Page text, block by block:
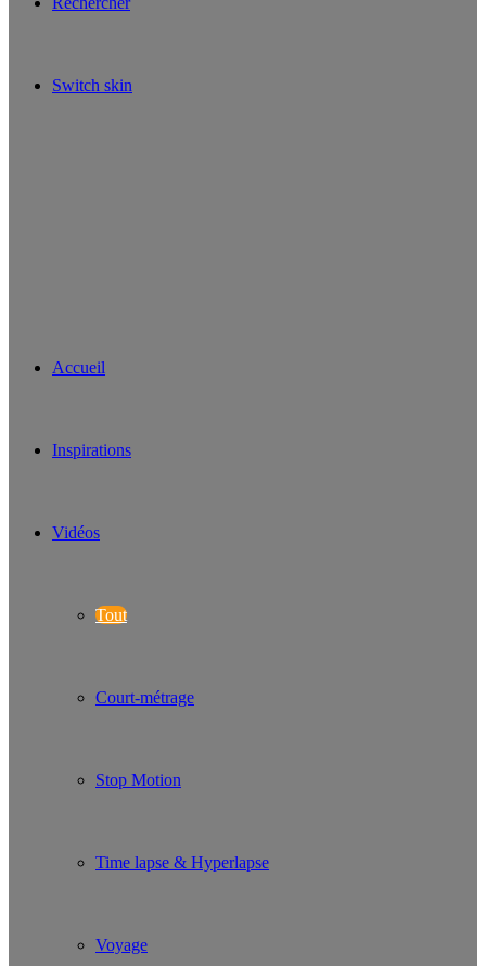
Switch skin
Accueil
Inspirations
Vidéos
Tout
Court-métrage
Stop Motion
Time lapse & Hyperlapse
Voyage